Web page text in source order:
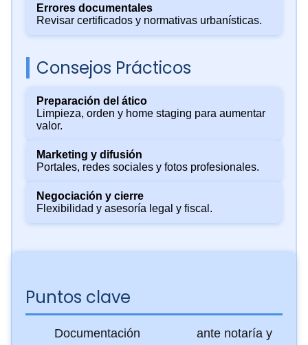
Errores documentales
Revisar certificados y normativas urbanísticas.
Consejos Prácticos
Preparación del ático
Limpieza, orden y home staging para aumentar
valor.
Marketing y difusión
Portales, redes sociales y fotos profesionales.
Negociación y cierre
Flexibilidad y asesoría legal y fiscal.
Puntos clave
Documentación
ante notaría y